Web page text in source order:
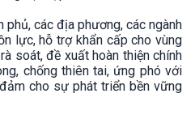
phủ, các địa phương, các ngành
lực, hỗ trợ khẩn cấp cho vùng
soát, đề xuất hoàn thiện chính
chống thiên tai, ứng phó với
cho sự phát triển bền vững